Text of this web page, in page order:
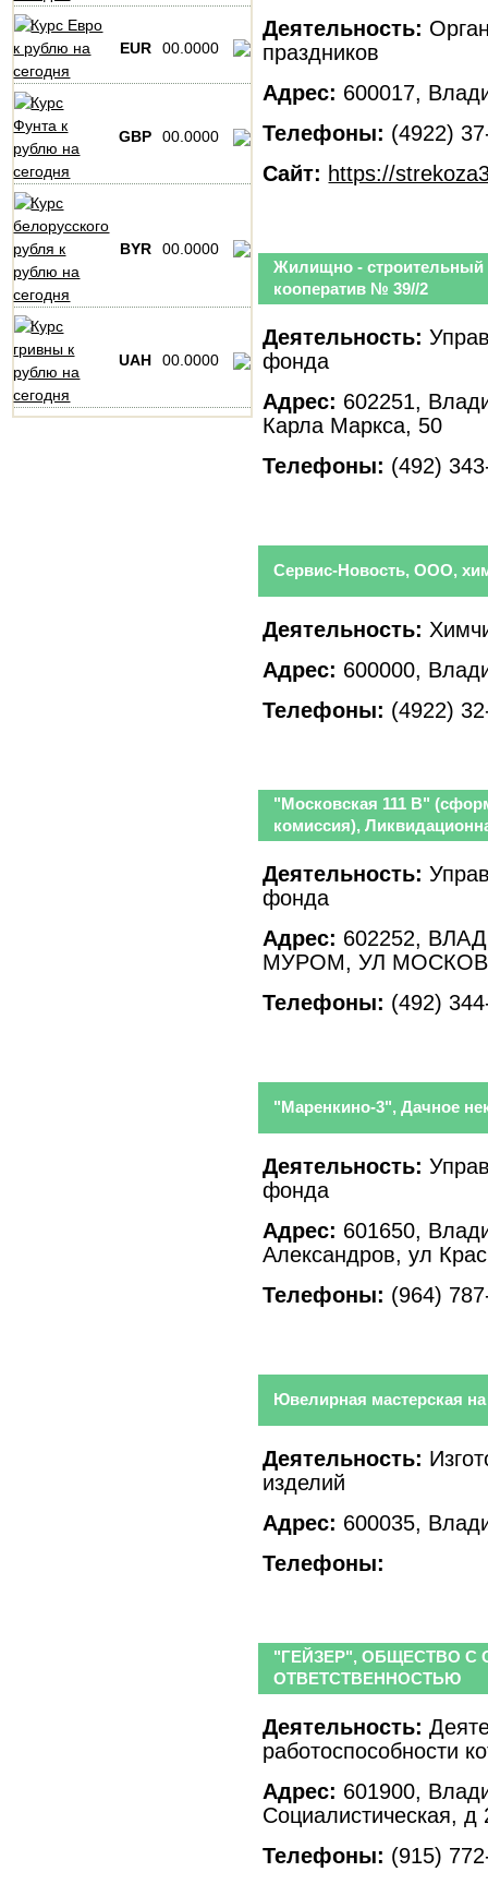
EUR 00.0000
GBP 00.0000
BYR 00.0000
UAH 00.0000
Деятельность:
праздников
Адрес: 600017,
Телефоны: (4922)
Сайт: https://
Жилищно - строительный
кооператив № 39//2
Деятельность:
фонда
Адрес: 602251,
Карла Маркса, 50
Телефоны: (492)
Сервис-Новость, ООО,
Деятельность:
Адрес: 600000,
Телефоны: (4922)
"Московская 111 В"
комиссия),
Деятельность:
фонда
Адрес: 602252,
МУРОМ, УЛ
Телефоны: (492)
"Маренкино-3", Дачное
Деятельность:
фонда
Адрес: 601650,
Александров, ул
Телефоны: (964)
Ювелирная мастерская
Деятельность:
изделий
Адрес: 600035,
Телефоны:
"ГЕЙЗЕР", ОБЩЕСТВО С
ОТВЕТСТВЕННОСТЬЮ
Деятельность:
работоспособности
Адрес: 601900,
Социалистическая,
Телефоны: (915)